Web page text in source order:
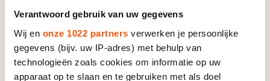
Verantwoord gebruik van uw gegevens
Wij en onze 1022 partners verwerken je persoonlijke
gegevens (bijv. uw IP-adres) met behulp van
technologieën zoals cookies om informatie op uw
apparaat op te slaan en te gebruiken met als doel
Foto: Sander Chamid
De rijdster van Team Continu vervangt Carlijn